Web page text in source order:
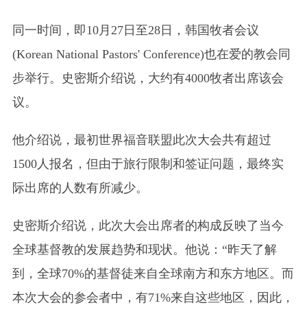
同一时间，即10月27日至28日，韩国牧者会议
(Korean National Pastors' Conference)也在爱的教会同
步举行。史密斯介绍说，大约有4000牧者出席该会
议。
他介绍说，最初世界福音联盟此次大会共有超过
1500人报名，但由于旅行限制和签证问题，最终实
际出席的人数有所减少。
史密斯介绍说，此次大会出席者的构成反映了当今
全球基督教的发展趋势和现状。他说：“昨天了解
到，全球70%的基督徒来自全球南方和东方地区。而
本次大会的参会者中，有71%来自这些地区，因此，